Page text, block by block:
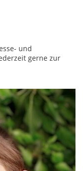
und
gerne zur